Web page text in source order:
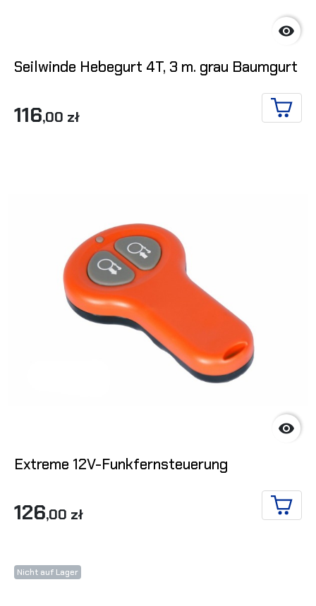

Seilwinde Hebegurt 4T, 3 m. grau Baumgurt
116,00 zł IN

Extreme 12V-Funkfernsteuerung
126,00 zł IN
Nicht auf Lager